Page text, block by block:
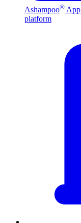
Ashampoo® App
platform